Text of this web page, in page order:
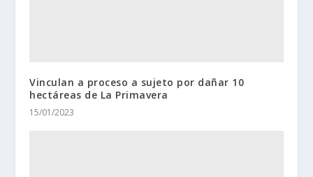
Vinculan a proceso a sujeto por dañar 10
hectáreas de La Primavera
15/01/2023